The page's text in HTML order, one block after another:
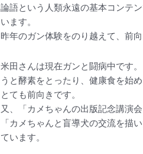
論語という人類永遠の基本コンテ
います。
昨年のガン体験をのり越えて、前
米田さんは現在ガンと闘病中です
うと酵素をとったり、健康食を始
とても前向きです。
又、「カメちゃんの出版記念講演
「カメちゃんと盲導犬の交流を描
ています。